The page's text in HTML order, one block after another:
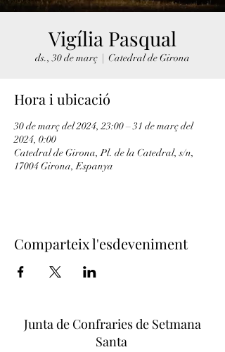
Vigília Pasqual
ds., 30 de març
  |
Catedral de Girona
Hora i ubicació
30 de març del 2024, 23:00 – 31 de març del
2024, 0:00
Catedral de Girona, Pl. de la Catedral, s/n,
17004 Girona, Espanya
Comparteix l'esdeveniment
Junta de Confraries de Setmana
Santa